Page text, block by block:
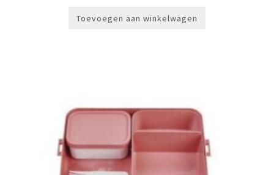
Toevoegen aan winkelwagen